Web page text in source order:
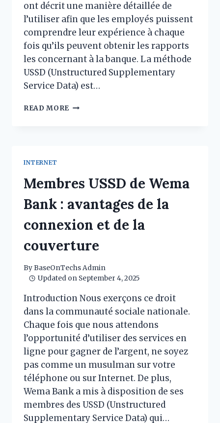
ont décrit une manière détaillée de
l’utiliser afin que les employés puissent
comprendre leur expérience à chaque
fois qu’ils peuvent obtenir les rapports
les concernant à la banque. La méthode
USSD (Unstructured Supplementary
Service Data) est…
READ MORE COMMENT
CONDITIONS
ET
CONTACTS
INTERNET
Membres USSD de Wema
Bank : avantages de la
connexion et de la
couverture
ByBaseOnTechs Admin
Updated on September 4, 2025
Introduction Nous exerçons ce droit
dans la communauté sociale nationale.
Chaque fois que nous attendons
l’opportunité d’utiliser des services en
ligne pour gagner de l’argent, ne soyez
pas comme un musulman sur votre
téléphone ou sur Internet. De plus,
Wema Bank a mis à disposition de ses
membres des USSD (Unstructured
Supplementary Service Data) qui…